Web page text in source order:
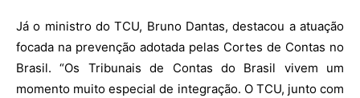
Já o ministro do TCU, Bruno Dantas, destacou a atuação
focada na prevenção adotada pelas Cortes de Contas no
Brasil. “Os Tribunais de Contas do Brasil vivem um
momento muito especial de integração. O TCU, junto com